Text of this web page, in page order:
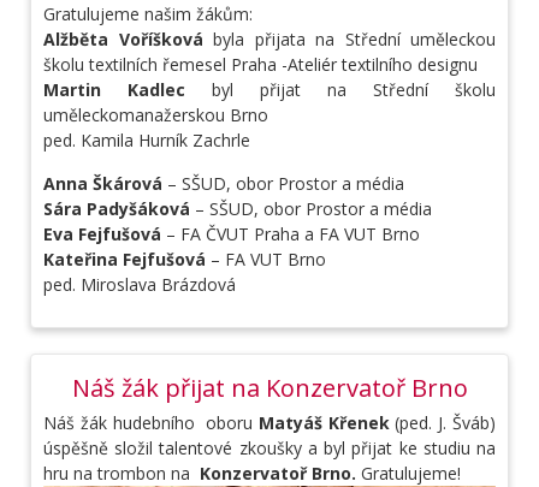
Gratulujeme našim žákům:
Alžběta Voříšková byla přijata na Střední uměleckou
školu textilních řemesel Praha -Ateliér textilního designu
Martin Kadlec byl přijat na Střední školu
uměleckomanažerskou Brno
ped. Kamila Hurník Zachrle
Anna Škárová – SŠUD, obor Prostor a média
Sára Padyšáková – SŠUD, obor Prostor a média
Eva Fejfušová – FA ČVUT Praha a FA VUT Brno
Kateřina Fejfušová – FA VUT Brno
ped. Miroslava Brázdová
Náš žák přijat na Konzervatoř Brno
Náš žák hudebního oboru Matyáš Křenek(ped. J. Šváb)
úspěšně složil talentové zkoušky a byl přijat ke studiu na
hru na trombon na Konzervatoř Brno. Gratulujeme!